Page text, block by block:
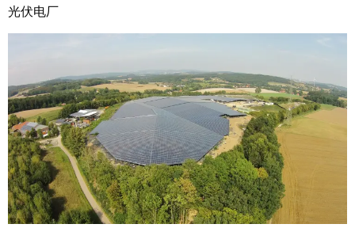
习
程
访
问
和
云
端
服
务
斩
EcoVadis
金
奖
——
可
持
续
发
光伏电厂